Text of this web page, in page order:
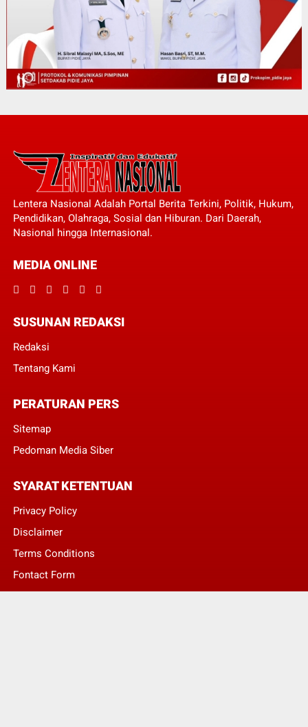
Lentera Nasional Adalah Portal Berita Terkini, Politik, Hukum,
Pendidikan, Olahraga, Sosial dan Hiburan. Dari Daerah,
Nasional hingga Internasional.
MEDIA ONLINE
SUSUNAN REDAKSI
Redaksi
Tentang Kami
PERATURAN PERS
Sitemap
Pedoman Media Siber
SYARAT KETENTUAN
Privacy Policy
Disclaimer
Terms Conditions
Fontact Form